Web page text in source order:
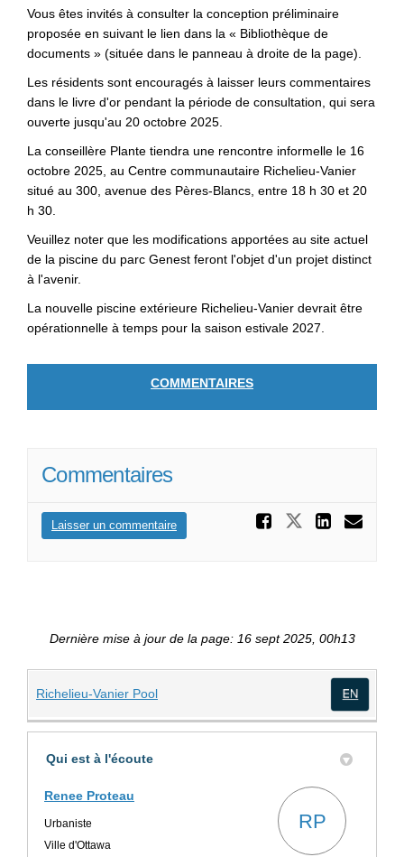
Vous êtes invités à consulter la conception préliminaire
proposée en suivant le lien dans la « Bibliothèque de
documents » (située dans le panneau à droite de la page).
Les résidents sont encouragés à laisser leurs commentaires
dans le livre d'or pendant la période de consultation, qui sera
ouverte jusqu'au 20 octobre 2025.
La conseillère Plante tiendra une rencontre informelle le 16
octobre 2025, au Centre communautaire Richelieu-Vanier
situé au 300, avenue des Pères-Blancs, entre 18 h 30 et 20
h 30.
Veuillez noter que les modifications apportées au site actuel
de la piscine du parc Genest feront l'objet d'un projet distinct
à l'avenir.
La nouvelle piscine extérieure Richelieu-Vanier devrait être
opérationnelle à temps pour la saison estivale 2027.
COMMENTAIRES
Commentaires
Laisser un commentaire Partager
Dernière mise à jour de la page: 16 sept 2025, 00h13
Richelieu-Vanier Pool(Liens externes)
Qui est à l'écoute
Renee Proteau
Urbaniste
Ville d'Ottawa
RP